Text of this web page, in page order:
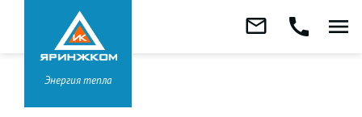
Заказать
Звонок бесплатный
8 800 333-99-01
Головной офис вЯрославле
+7 (4852) 67-96-00
Энергия тепла
mail_outline call menu